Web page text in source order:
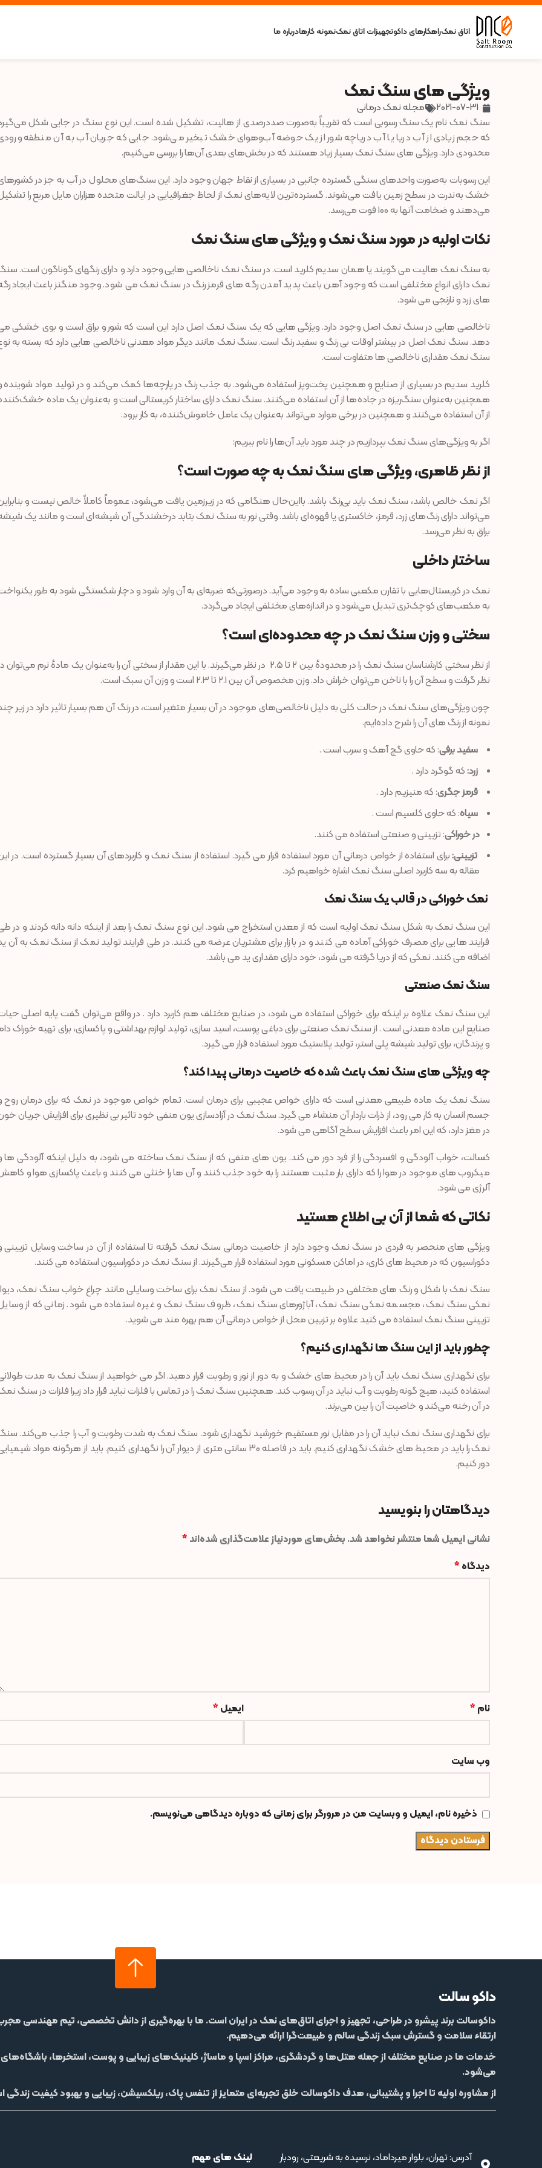
اتاق نمکراهکارهای داکوتجهیزات اتاق نمکنمونه کارهادرباره ما
ویژگی های سنگ نمک
2021-07-31
مجله نمک درمانی
سنگ نمک نام یک سنگ رسوبی است که تقریباً به‌صورت صددرصدی از هالیت، تشکیل شده است. این نوع سنگ در جایی شکل
که حجم زیادی از آب دریا یا آب دریاچه شور از یک حوضه آب‌وهوای خشک تبخیر می‌شود. جایی که جریان آب به آن منطقه
محدودی دارد. ویژگی‌ های سنگ نمک بسیار زیاد هستند که در بخش‌های بعدی آن‌ها را بررسی می‌کنیم.
این رسوبات به‌صورت واحدهای سنگی گسترده جانبی در بسیاری از نقاط جهان وجود دارد. این سنگ‌های محلول در آب به جز در
خشک به‌ندرت در سطح زمین یافت می‌شوند. گسترده‌ترین لایه‌های نمک از لحاظ جغرافیایی در ایالت متحده هزاران مایل مربع را
می‌دهند و ضخامت آنها به 100 فوت می‌رسد.
نکات اولیه در مورد سنگ نمک و ویژگی‌ های سنگ نمک
به سنگ نمک هالیت می گویند یا همان سدیم کلرید است. در سنگ نمک ناخالصی هایی وجود دارد و دارای رنگهای گوناگون است.
نمک دارای انواع مختلفی است که وجود آهن باعث پدید آمدن رگه های قرمز رنگ در سنگ نمک می شود. وجود منگنز باعث ایجاد
های زرد و نارنجی می شود.
ناخالصی هایی در سنگ نمک اصل وجود دارد. ویژگی هایی که یک سنگ نمک اصل دارد این است که شور و براق است و بوی خشکی
دهد. سنگ نمک اصل در بیشتر اوقات بی رنگ و سفید رنگ است. سنگ نمک مانند دیگر مواد معدنی ناخالصی هایی دارد که بسته به
سنگ نمک مقداری ناخالصی ها متفاوت است.
کلرید سدیم در بسیاری از صنایع و همچنین پخت‌وپز استفاده می‌شود. به جذب رنگ در پارچه‌ها کمک می‌کند و در تولید مواد شوینده
همچنین به‌عنوان سنگ‌ریزه در جاده‌ها از آن استفاده می‌کنند. سنگ نمک دارای ساختار کریستالی است و به‌عنوان یک ماده
از آن استفاده می‌کنند و همچنین در برخی موارد می‌تواند به‌عنوان یک عامل خاموش‌کننده، به کار برود.
اگر به ویژگی‌های سنگ نمک بپردازیم در چند مورد باید آن‌ها را نام ببریم:
از نظر ظاهری، ویژگی های سنگ نمک به چه صورت است؟
اگر نمک خالص باشد، سنگ نمک باید بی‌رنگ باشد. بااین‌حال هنگامی که در زیرزمین یافت می‌شود، عموماً کاملاً خالص نیست و
می‌تواند دارای رنگ‌های زرد، قرمز، خاکستری یا قهوه‌ای باشد. وقتی نور به سنگ نمک بتابد درخشندگی آن شیشه‌ای است و مانند یک
براق به نظر می‌رسد.
ساختار داخلی
نمک در کریستال‌هایی با تقارن مکعبی ساده به وجود می‌آید. درصورتی‌که ضربه‌ای به آن وارد شود و دچار شکستگی شود به طور
به مکعب‌های کوچک‌تری تبدیل می‌شود و در اندازه‌های مختلفی ایجاد می‌گردد.
سختی و وزن سنگ نمک در چه محدوده‌ای است؟
از نظر سختی کارشناسان سنگ نمک را در محدودهٔ بین 2 تا 2.5 در نظر می‌گیرند. با این مقدار از سختی آن را به‌عنوان یک مادهٔ نرم می‌توان
نظر گرفت و سطح آن را با ناخن می‌توان خراش داد. وزن مخصوص آن بین 2.1 تا 2.3 است و وزن آن سبک است.
چون ویژگی‌های سنگ نمک در حالت کلی به دلیل ناخالصی‌های موجود در آن بسیار متغیر است، در رنگ آن هم بسیار تاثیر دارد در زیر
نمونه از رنگ های آن را شرح داده‌ایم.
سفید برفی: که حاوی گچ آهک و سرب است .
زرد:که گوگرد دارد .
قرمز جگری: که منیزیم دارد .
سیاه: که حاوی کلسیم است .
در خوراکی: تزیینی و صنعتی استفاده می کنند.
تزیینی:برای استفاده از خواص درمانی آن مورد استفاده قرار می گیرد. استفاده از سنگ نمک و کاربردهای آن بسیار گسترده است. در
مقاله به سه کاربرد اصلی سنگ نمک اشاره خواهیم کرد.
نمک خوراکی در قالب یک سنگ نمک
این سنگ نمک به شکل سنگ نمک اولیه است که از معدن استخراج می شود. این نوع سنگ نمک را بعد از اینکه دانه دانه کردند و در
فرایند هایی برای مصرف خوراکی آماده می کنند و در بازار برای مشتریان عرضه می کنند. در طی فرایند تولید نمک از سنگ نمک به آن
اضافه می کنند. نمکی که از دریا گرفته می شود، خود دارای مقداری ید می باشد.
سنگ نمک صنعتی
این سنگ نمک علاوه بر اینکه برای خوراکی استفاده می شود، در صنایع مختلف هم کاربرد دارد . در واقع می‌توان گفت پایه اصلی
صنایع این ماده معدنی است . از سنگ نمک صنعتی برای دباغی پوست، اسید سازی، تولید لوازم بهداشتی و پاکسازی، برای تهیه خوراک
و پرندگان، برای تولید شیشه پلی استر، تولید پلاستیک مورد استفاده قرار می گیرد.
چه ویژگی‌ های سنگ نمک باعث شده که خاصیت درمانی پیدا کند؟
سنگ نمک یک ماده طبیعی معدنی است که دارای خواص عجیبی برای درمان است. تمام خواص موجود در نمک که برای درمان روح
جسم انسان به کار می رود، از ذرات باردار آن منشاء می گیرد. سنگ نمک در آزادسازی یون منفی خود تاثیر بی نظیری برای افزایش جریان
در مغز دارد، که این امر باعث افزایش سطح آگاهی می ‌شود.
کسالت، خواب آلودگی و افسردگی را از فرد دور می کند. یون های منفی که از سنگ نمک ساخته می شود، به دلیل اینکه آلودگی ها
میکروب های موجود در هوا را که دارای بار مثبت هستند را به خود جذب کنند و آن ها را خنثی می کنند و باعث پاکسازی هوا و
آلرژی می شود.
نکاتی که شما از آن بی اطلاع هستید
ویژگی های منحصر به فردی در سنگ نمک وجود دارد از خاصیت درمانی سنگ نمک گرفته تا استفاده از آن در ساخت وسایل تزیینی
دکوراسیون که در محیط های کاری، در اماکن مسکونی مورد استفاده قرار می‌گیرند. از سنگ نمک در دکوراسیون استفاده می کنند.
سنگ نمک با شکل و رنگ های مختلفی در طبیعت یافت می شود. از سنگ نمک برای ساخت وسایلی مانند چراغ خواب سنگ نمک،
نمکی سنگ نمک، مجسمه نمکی سنگ نمک، آباژورهای سنگ نمک، ظروف سنگ نمک و غیره استفاده می شود. زمانی که از
تزیینی سنگ نمک استفاده می کنید علاوه بر تزیین محل از خواص درمانی آن هم بهره مند می شوید.
چطور باید از این سنگ ها نگهداری کنیم؟
برای نگهداری سنگ نمک باید آن را در محیط های خشک و به دور از نور و رطوبت قرار دهید. اگر می خواهید از سنگ نمک به مدت
استفاده کنید، هیچ گونه رطوبت و آب نباید در آن رسوب کند. همچنین سنگ نمک را در تماس با فلزات نباید قرار داد زیرا فلزات در سنگ
در آن رخنه می‌کند و خاصیت آن را بین می‌برند.
برای نگهداری سنگ نمک نباید آن را در مقابل نور مستقیم خورشید نگهداری شود. سنگ نمک به شدت رطوبت و آب را جذب می‌کند.
نمک را باید در محیط های خشک نگهداری کنیم. باید در فاصله ۳۰ سانتی متری از دیوار آن را نگهداری کنیم. باید از هرگونه مواد
دور کنیم.
دیدگاهتان را بنویسید
نشانی ایمیل شما منتشر نخواهد شد. بخش‌های موردنیاز علامت‌گذاری شده‌اند *
دیدگاه *
نام * ایمیل *
وب‌ سایت
ذخیره نام، ایمیل و وبسایت من در مرورگر برای زمانی که دوباره دیدگاهی می‌نویسم.
داکو سالت
داکوسالت برند پیشرو در طراحی، تجهیز و اجرای اتاق‌های نمک در ایران است. ما با بهره‌گیری از دانش تخصصی، تیم مهندسی مجرب و
ارتقاء سلامت و گسترش سبک زندگی سالم و طبیعت‌گرا ارائه می‌دهیم.
خدمات ما در صنایع مختلف از جملههتل‌‌ها و گردشگری، مراکز اسپا و ماساژ، کلینیک‌های زیبایی و پوست، استخرها،
می‌شود.
از مشاوره اولیه تا اجرا و پشتیبانی، هدف داکوسالت خلق تجربه‌ای متمایز از تنفس پاک، ریلکسیشن، زیبایی و بهبود کیفیت زندگی
آدرس: تهران، بلوار میرداماد، نرسیده به شریعتی، رودبار
لینک های مهم